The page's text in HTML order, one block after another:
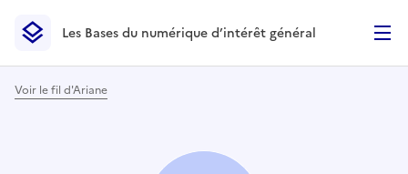
Les Bases du numérique d’intérêt général- Retour à la
Les Bases du numérique d’intérêt général
Voir le fil d'Ariane